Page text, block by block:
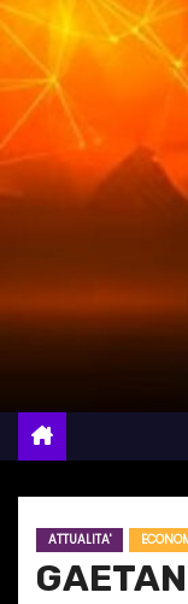
ATTUALITA'